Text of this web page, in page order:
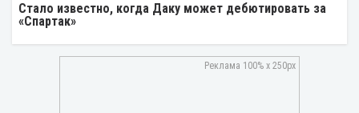
Стало известно, когда Даку может дебютировать за
«Спартак»